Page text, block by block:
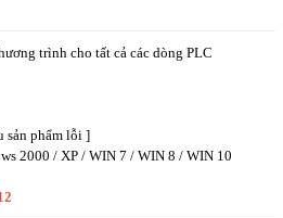
trình cho tất cả các dòng PLC
sản phẩm lỗi ]
2000 / XP / WIN 7 / WIN 8 / WIN 10